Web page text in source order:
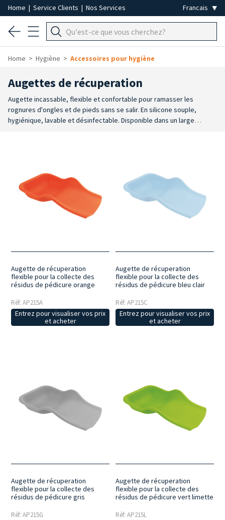
Home | Service Clients | Nos Services
Home Hygiène Accessoires pour hygiène
Augettes de récuperation
Augette incassable, flexible et confortable pour ramasser les
rognures d'ongles et de pieds sans se salir. En silicone souple,
hygiénique, lavable et désinfectable. Disponible dans un large
Augette de récuperation
flexible pour la collecte des
résidus de pédicure orange
Réf: AP215A
Entrez pour visualiser vos prix
et acheter
Augette de récuperation
flexible pour la collecte des
résidus de pédicure bleu clair
Réf: AP215C
Entrez pour visualiser vos prix
et acheter
Augette de récuperation
flexible pour la collecte des
résidus de pédicure gris
Réf: AP215G
Augette de récuperation
flexible pour la collecte des
résidus de pédicure vert limette
Réf: AP215L